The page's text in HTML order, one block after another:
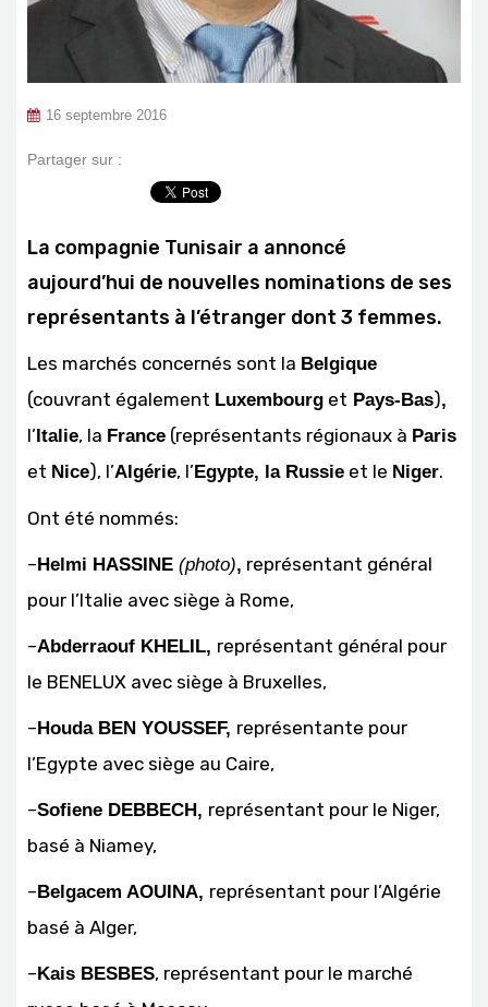
16 septembre 2016
Partager sur :
La compagnie Tunisair a annoncé
aujourd’hui de nouvelles nominations de ses
représentants à l’étranger dont 3 femmes.
Les marchés concernés sont la Belgique
(couvrant également Luxembourg et Pays-Bas),
l’Italie, la France (représentants régionaux à Paris
et Nice), l’Algérie, l’Egypte, la Russie et le Niger.
Ont été nommés:
–Helmi HASSINE (photo), représentant général
pour l’Italie avec siège à Rome,
–Abderraouf KHELIL, représentant général pour
le BENELUX avec siège à Bruxelles,
–Houda BEN YOUSSEF, représentante pour
l’Egypte avec siège au Caire,
–Sofiene DEBBECH, représentant pour le Niger,
basé à Niamey,
–Belgacem AOUINA, représentant pour l’Algérie
basé à Alger,
–Kais BESBES, représentant pour le marché